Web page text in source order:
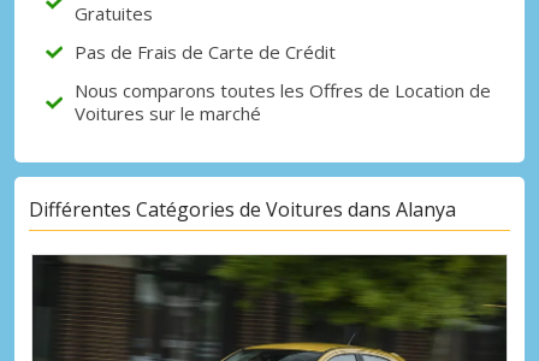
Gratuites
Pas de Frais de Carte de Crédit
Nous comparons toutes les Offres de Location de
Voitures sur le marché
Différentes Catégories de Voitures dans Alanya